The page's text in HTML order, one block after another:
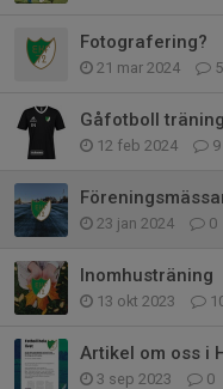
Fotografering?
21 mar 2024 5
Gåfotboll
12 feb 2024 9
23 jan 2024 0
Inomhusträning
13 okt 2023
Artikel om oss i
3 sep 2023 0